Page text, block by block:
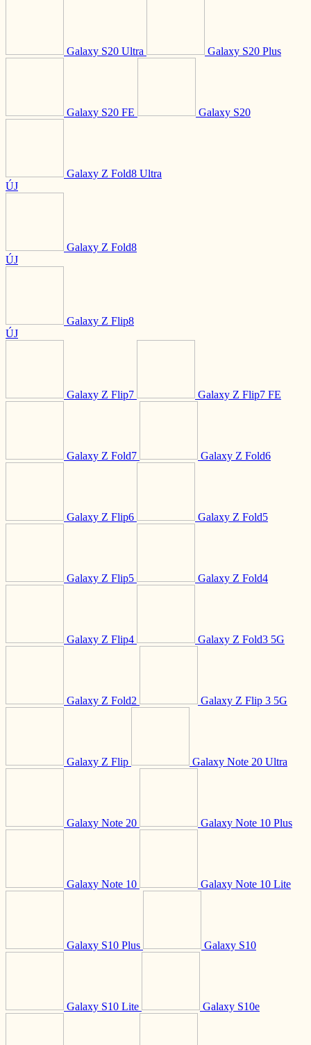
Galaxy S20 Ultra Galaxy S20 Plus
Galaxy S20 FE Galaxy S20
Galaxy Z Fold8 Ultra
ÚJ
Galaxy Z Fold8
ÚJ
Galaxy Z Flip8
ÚJ
Galaxy Z Flip7 Galaxy Z Flip7 FE
Galaxy Z Fold7 Galaxy Z Fold6
Galaxy Z Flip6 Galaxy Z Fold5
Galaxy Z Flip5 Galaxy Z Fold4
Galaxy Z Flip4 Galaxy Z Fold3 5G
Galaxy Z Fold2 Galaxy Z Flip 3 5G
Galaxy Z Flip Galaxy Note 20 Ultra
Galaxy Note 20 Galaxy Note 10 Plus
Galaxy Note 10 Galaxy Note 10 Lite
Galaxy S10 Plus Galaxy S10
Galaxy S10 Lite Galaxy S10e